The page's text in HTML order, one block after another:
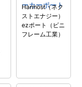
ーカーポート
Harmost（ネク
ストエナジー）
ezポート（ビニ
フレーム工業）